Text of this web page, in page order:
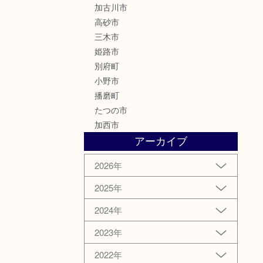
加古川市
高砂市
三木市
姫路市
別府町
小野市
播磨町
たつの市
加西市
アーカイブ
2026年
2025年
2024年
2023年
2022年